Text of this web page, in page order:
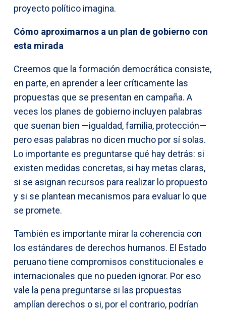
proyecto político imagina.
Cómo aproximarnos a un plan de gobierno con
esta mirada
Creemos que la formación democrática consiste,
en parte, en aprender a leer críticamente las
propuestas que se presentan en campaña. A
veces los planes de gobierno incluyen palabras
que suenan bien —igualdad, familia, protección—
pero esas palabras no dicen mucho por sí solas.
Lo importante es preguntarse qué hay detrás: si
existen medidas concretas, si hay metas claras,
si se asignan recursos para realizar lo propuesto
y si se plantean mecanismos para evaluar lo que
se promete.
También es importante mirar la coherencia con
los estándares de derechos humanos. El Estado
peruano tiene compromisos constitucionales e
internacionales que no pueden ignorar. Por eso
vale la pena preguntarse si las propuestas
amplían derechos o si, por el contrario, podrían